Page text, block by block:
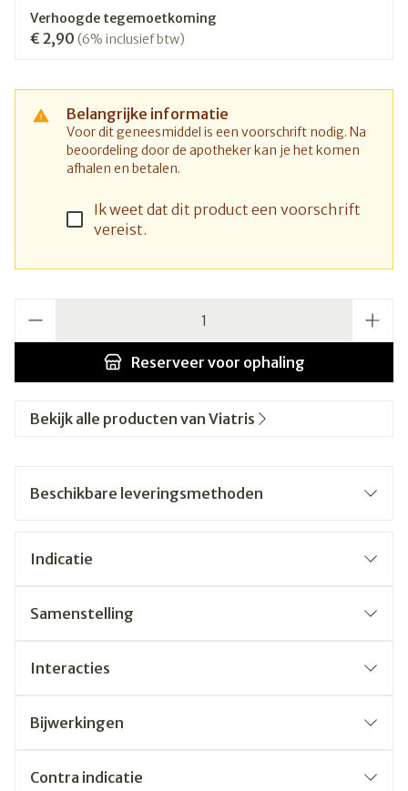
Verhoogde tegemoetkoming
€ 2,90 (6% inclusief btw)
Belangrijke informatie
Voor dit geneesmiddel is een voorschrift nodig. Na
beoordeling door de apotheker kan je het komen
afhalen en betalen.
Ik weet dat dit product een voorschrift
vereist.
Reserveer voor ophaling
Bekijk alle producten van Viatris
Beschikbare leveringsmethoden
Indicatie
Samenstelling
Interacties
Bijwerkingen
Contra indicatie